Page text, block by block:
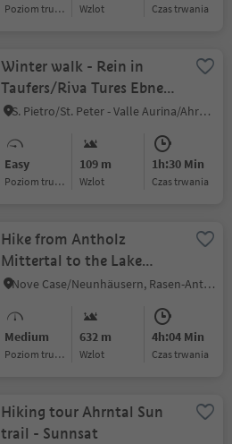
Poziom trudności Wzlot czas trwania
Winter walk - Rein in
Taufers/Riva Tures Ebner-
+ Koflerhof
S. Pietro/St. Peter - Valle Aurina/Ahrntal, Sand in Taufers/Campo Tures, Ahrntal/Valle Aurina
Easy
Poziom trudności
109 m
Wzlot
1h:30 Min
czas trwania
Hike from Antholz
Mittertal to the Lake
Antholz
Nove Case/Neunhäusern, Rasen-Antholz/Rasun Anterselva, Dolomites Region Kronplatz/Plan de Corones
Medium
Poziom trudności
632 m
Wzlot
4h:04 Min
czas trwania
Hiking tour Ahrntal Sun
trail - Sunnsat